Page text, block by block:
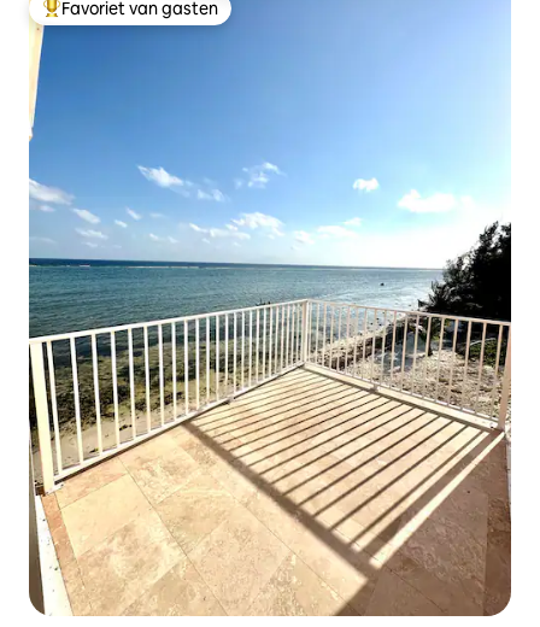
Topfavoriet van gasten
Favoriet van gasten